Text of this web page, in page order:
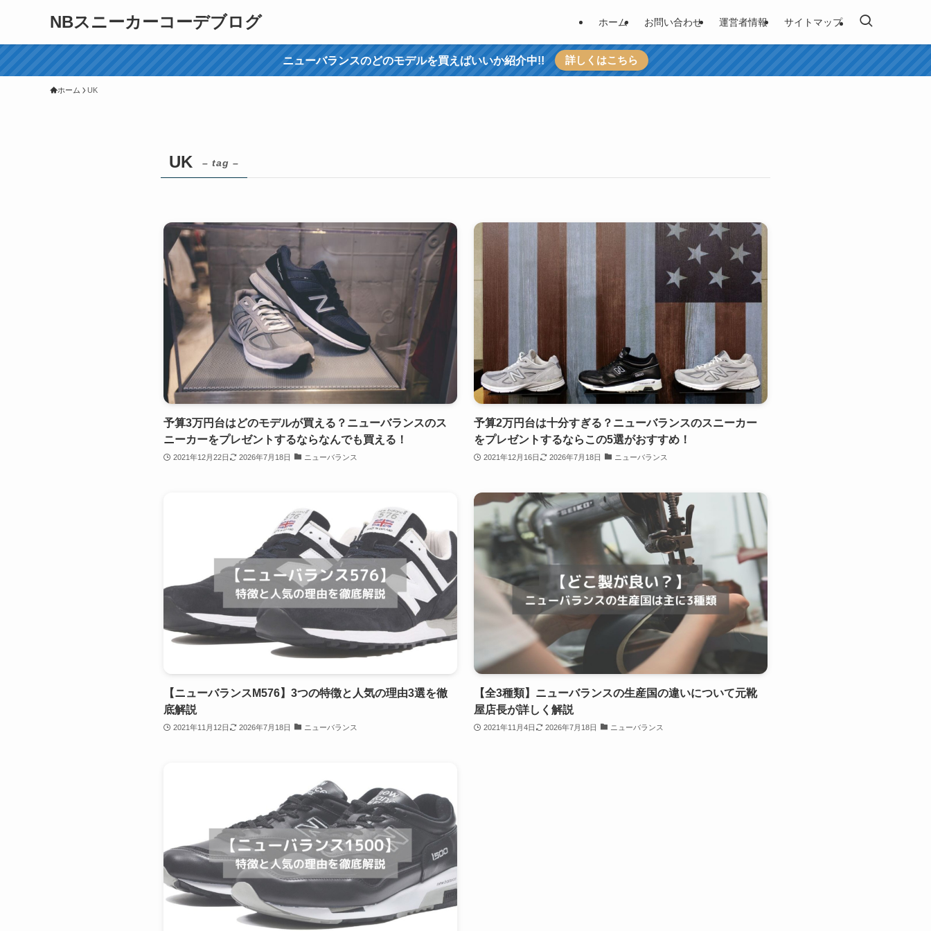
NBスニーカーコーデブログ ホーム お問い合わせ 運営者情報 サイトマップ
ニューバランスのどのモデルを買えばいいか紹介中!! 詳しくはこちら
ホーム UK
UK – tag –
予算3万円台はどのモデルが買える？ニューバランスのス
ニーカーをプレゼントするならなんでも買える！
2021年12月22日 2026年7月18日 ニューバランス
予算2万円台は十分すぎる？ニューバランスのスニーカー
をプレゼントするならこの5選がおすすめ！
2021年12月16日 2026年7月18日 ニューバランス
【ニューバランスM576】3つの特徴と人気の理由3選を徹
底解説
2021年11月12日 2026年7月18日 ニューバランス
【全3種類】ニューバランスの生産国の違いについて元靴
屋店長が詳しく解説
2021年11月4日 2026年7月18日 ニューバランス